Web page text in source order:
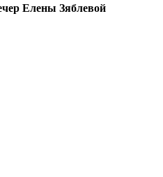
Елены Зяблевой